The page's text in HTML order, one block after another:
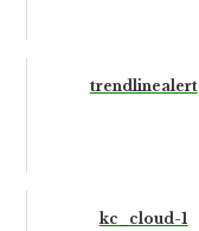
trendlinealert
kc_cloud-1